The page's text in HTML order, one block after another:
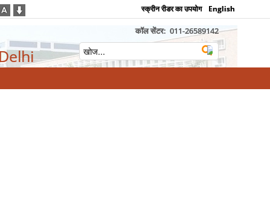
स्क्रीन रीडर का उपयोग English
कॉल सेंटर: 011-26589142